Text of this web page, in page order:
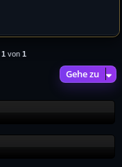
1 von 1
Gehe zu